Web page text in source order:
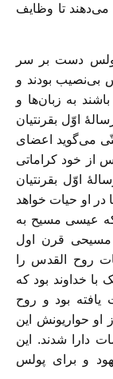
می‌دهند تا وظایف
دست بر سر
بی‌نصیب بودند و
به زبان‌ها و
اوّل بقرنتیان
می‌گوید اعضای
از خود کراماتی
اوّل بقرنتیان
در او حیات خواهد
عیسی مسیح به
مسیحی قرن اول
روح القدس را
با خداوند بود که
بود و روح
حواریونش این
دارا شدند. این
و برای پولس